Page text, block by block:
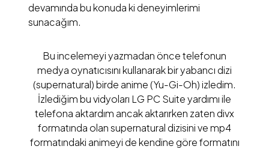
devamında bu konuda ki deneyimlerimi
sunacağım.
Bu incelemeyi yazmadan önce telefonun
medya oynatıcısını kullanarak bir yabancı dizi
(supernatural) birde anime (Yu-Gi-Oh) izledim.
İzlediğim bu vidyoları LG PC Suite yardımı ile
telefona aktardım ancak aktarırken zaten divx
formatında olan supernatural dizisini ve mp4
formatındaki animeyi de kendine göre formatını